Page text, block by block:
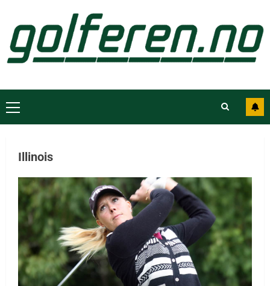
Illinois